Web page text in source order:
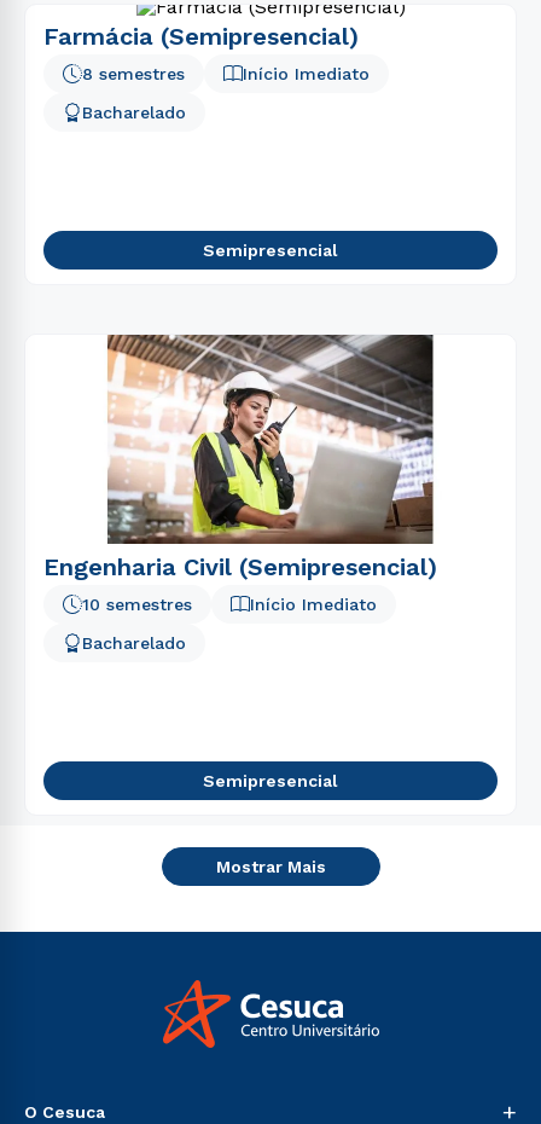
Farmácia (Semipresencial)
Início Imediato
Bacharelado
8 semestres
Semipresencial
Engenharia Civil (Semipresencial)
Início Imediato
10 semestres
Bacharelado
Semipresencial
Mostrar Mais
O Cesuca +